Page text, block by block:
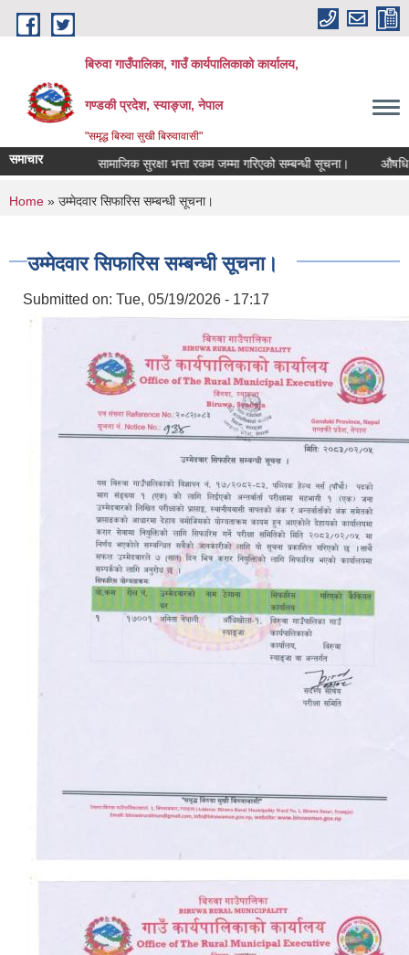
Skip to main content
बिरुवा गाउँपालिका, गाउँ कार्यपालिकाको कार्यालय,
गण्डकी प्रदेश, स्याङ्जा, नेपाल
"समृद्ध बिरुवा सुखी बिरुवावासी"
समाचार सामाजिक सुरक्षा भत्ता रकम जम्मा गरिएको सम्बन्धी सूचना। औषधि उपचार
You are here
Home » उम्मेदवार सिफारिस सम्बन्धी सूचना।
उम्मेदवार सिफारिस सम्बन्धी सूचना।
Submitted on: Tue, 05/19/2026 - 17:17